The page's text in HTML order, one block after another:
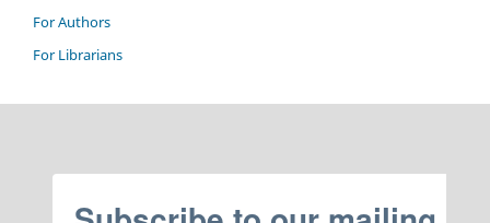
For Authors
For Librarians